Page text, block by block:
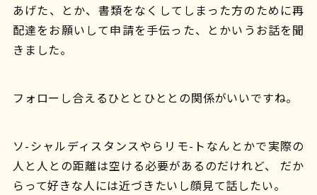
あげた、とか、書類をなくしてしまった方のために再
配達をお願いして申請を手伝った、とかいうお話を聞
きました。
フォローし合えるひととひととの関係がいいですね。
ソ-シャルディスタンスやらリモ-トなんとかで実際の
人と人との距離は空ける必要があるのだけれど、 だか
らって好きな人には近づきたいし顔見て話したい。